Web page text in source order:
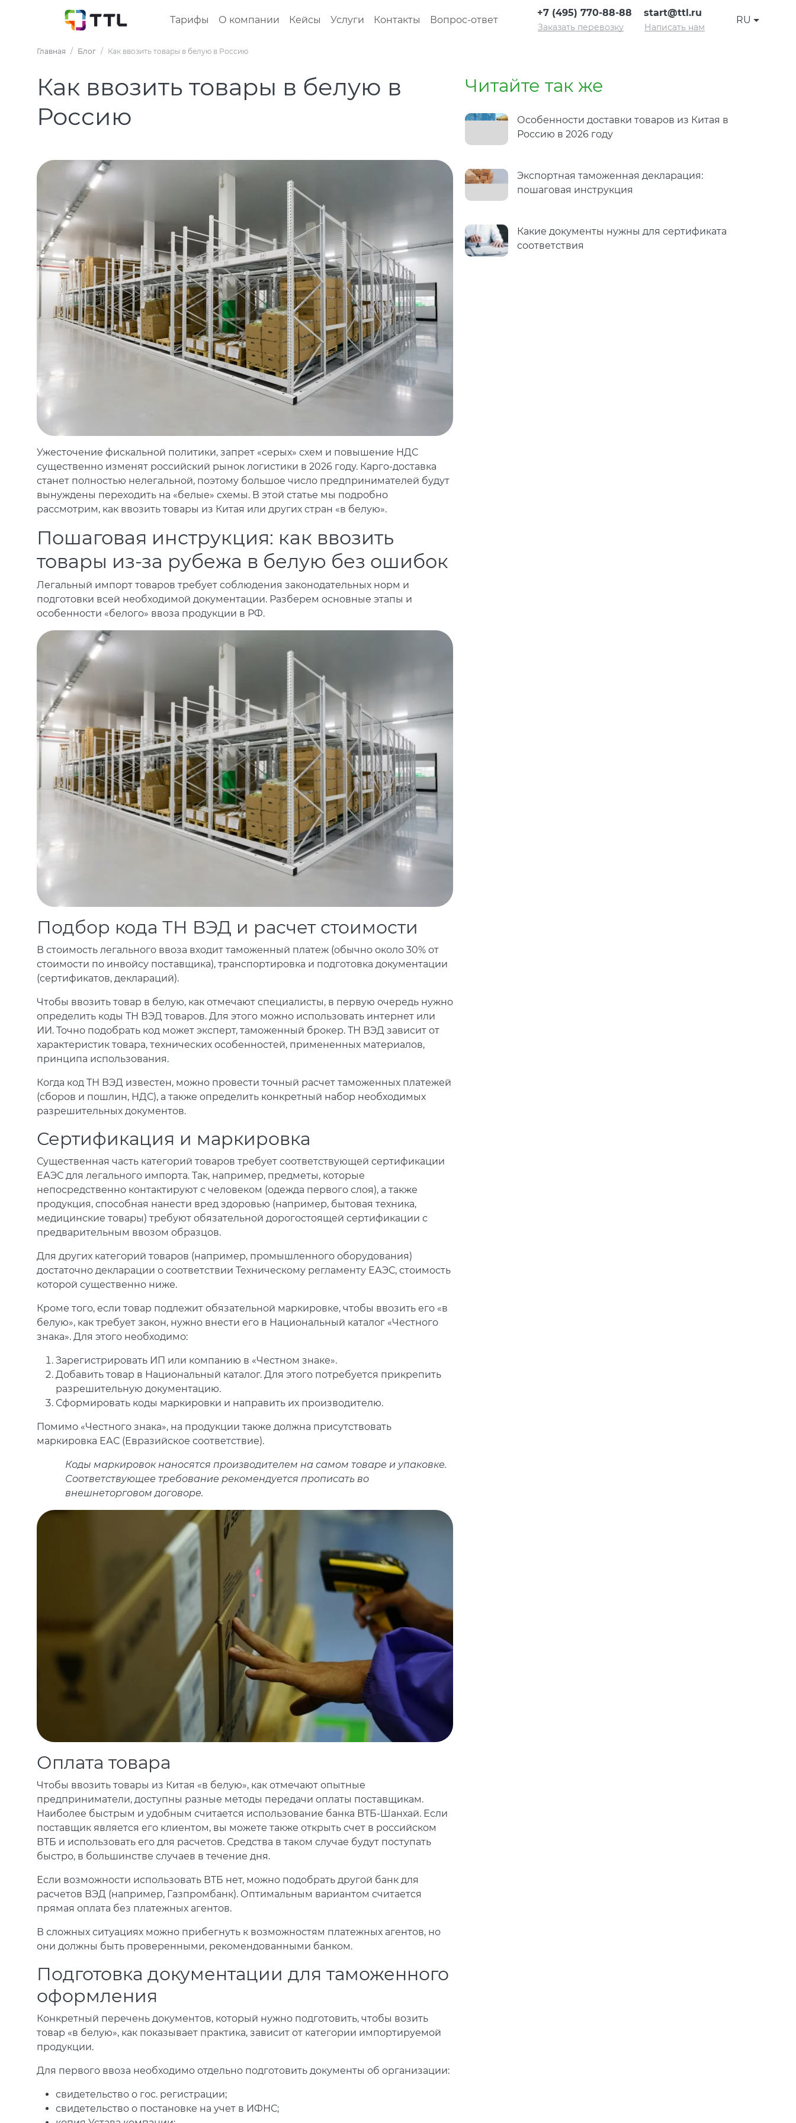
Тарифы О компании Кейсы Услуги Контакты Вопрос-ответ
+7 (495) 770-88-88
Заказать перевозку
start@ttl.ru
Написать нам
RU
Главная Блог Как ввозить товары в белую в Россию
Как ввозить товары в белую в
Россию
Ужесточение фискальной политики, запрет «серых» схем и повышение НДС
существенно изменят российский рынок логистики в 2026 году. Карго-доставка
станет полностью нелегальной, поэтому большое число предпринимателей будут
вынуждены переходить на «белые» схемы. В этой статье мы подробно
рассмотрим, как ввозить товары из Китая или других стран «в белую».
Пошаговая инструкция: как ввозить
товары из-за рубежа в белую без ошибок
Легальный импорт товаров требует соблюдения законодательных норм и
подготовки всей необходимой документации. Разберем основные этапы и
особенности «белого» ввоза продукции в РФ.
Подбор кода ТН ВЭД и расчет стоимости
В стоимость легального ввоза входит таможенный платеж (обычно около 30% от
стоимости по инвойсу поставщика), транспортировка и подготовка документации
(сертификатов, деклараций).
Чтобы ввозить товар в белую, как отмечают специалисты, в первую очередь нужно
определить коды ТН ВЭД товаров. Для этого можно использовать интернет или
ИИ. Точно подобрать код может эксперт, таможенный брокер. ТН ВЭД зависит от
характеристик товара, технических особенностей, примененных материалов,
принципа использования.
Когда код ТН ВЭД известен, можно провести точный расчет таможенных платежей
(сборов и пошлин, НДС), а также определить конкретный набор необходимых
разрешительных документов.
Сертификация и маркировка
Существенная часть категорий товаров требует соответствующей сертификации
ЕАЭС для легального импорта. Так, например, предметы, которые
непосредственно контактируют с человеком (одежда первого слоя), а также
продукция, способная нанести вред здоровью (например, бытовая техника,
медицинские товары) требуют обязательной дорогостоящей сертификации с
предварительным ввозом образцов.
Для других категорий товаров (например, промышленного оборудования)
достаточно декларации о соответствии Техническому регламенту ЕАЭС, стоимость
которой существенно ниже.
Кроме того, если товар подлежит обязательной маркировке, чтобы ввозить его «в
белую», как требует закон, нужно внести его в Национальный каталог «Честного
знака». Для этого необходимо:
Зарегистрировать ИП или компанию в «Честном знаке».
Добавить товар в Национальный каталог. Для этого потребуется прикрепить
разрешительную документацию.
Сформировать коды маркировки и направить их производителю.
Помимо «Честного знака», на продукции также должна присутствовать
маркировка ЕАС (Евразийское соответствие).
Коды маркировок наносятся производителем на самом товаре и упаковке.
Соответствующее требование рекомендуется прописать во
внешнеторговом договоре.
Оплата товара
Чтобы ввозить товары из Китая «в белую», как отмечают опытные
предприниматели, доступны разные методы передачи оплаты поставщикам.
Наиболее быстрым и удобным считается использование банка ВТБ-Шанхай. Если
поставщик является его клиентом, вы можете также открыть счет в российском
ВТБ и использовать его для расчетов. Средства в таком случае будут поступать
быстро, в большинстве случаев в течение дня.
Если возможности использовать ВТБ нет, можно подобрать другой банк для
расчетов ВЭД (например, Газпромбанк). Оптимальным вариантом считается
прямая оплата без платежных агентов.
В сложных ситуациях можно прибегнуть к возможностям платежных агентов, но
они должны быть проверенными, рекомендованными банком.
Подготовка документации для таможенного
оформления
Конкретный перечень документов, который нужно подготовить, чтобы возить
товар «в белую», как показывает практика, зависит от категории импортируемой
продукции.
Для первого ввоза необходимо отдельно подготовить документы об организации:
свидетельство о гос. регистрации;
свидетельство о постановке на учет в ИФНС;
Читайте так же
Особенности доставки товаров из Китая в
Россию в 2026 году
Экспортная таможенная декларация:
пошаговая инструкция
Какие документы нужны для сертификата
соответствия